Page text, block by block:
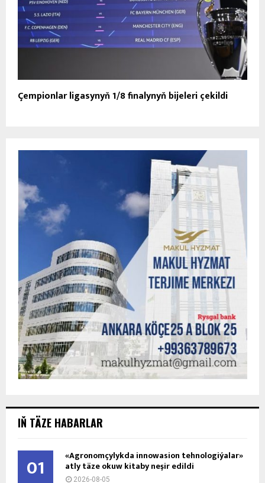
Çempionlar ligasynyň 1/8 finalynyň bijeleri çekildi
IŇ TÄZE HABARLAR
01 «Agronomçylykda innowasion tehnologiýalar»
atly täze okuw kitaby neşir edildi
2026-08-05